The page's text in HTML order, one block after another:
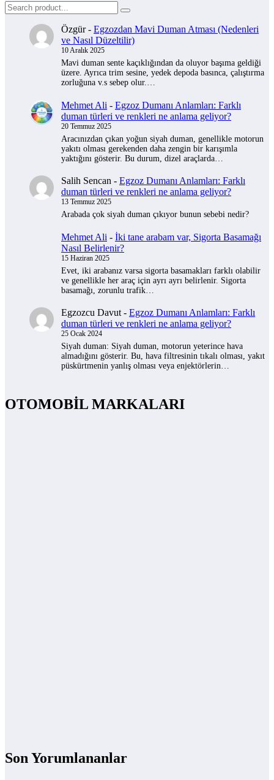
Özgür- Egzozdan Mavi Duman Atması (Nedenleri
ve Nasıl Düzeltilir)
10 Aralık 2025
Mavi duman sente kaçıklığından da oluyor başıma geldiği
üzere. Ayrıca trim sesine, yedek depoda basınca, çalıştırma
zorluğuna v.s sebep olur.…
Mehmet Ali - Egzoz Dumanı Anlamları: Farklı
duman türleri ve renkleri ne anlama geliyor?
20 Temmuz 2025
Aracınızdan çıkan yoğun siyah duman, genellikle motorun
yakıtı olması gerekenden daha zengin bir karışımla
yaktığını gösterir. Bu durum, dizel araçlarda…
Salih Sencan - Egzoz Dumanı Anlamları: Farklı
duman türleri ve renkleri ne anlama geliyor?
13 Temmuz 2025
Arabada çok siyah duman çıkıyor bunun sebebi nedir?
Mehmet Ali - İki tane arabam var, Sigorta Basamağı
Nasıl Belirlenir?
15 Haziran 2025
Evet, iki arabanız varsa sigorta basamakları farklı olabilir
ve genellikle her araç için ayrı ayrı belirlenir. Sigorta
basamağı, zorunlu trafik…
Egzozcu Davut - Egzoz Dumanı Anlamları: Farklı
duman türleri ve renkleri ne anlama geliyor?
25 Ocak 2024
Siyah duman: Siyah duman, motorun yeterince hava
almadığını gösterir. Bu, hava filtresinin tıkalı olması, yakıt
püskürtmenin yanlış olması veya enjektörlerin…
OTOMOBİL MARKALARI
Son Yorumlananlar